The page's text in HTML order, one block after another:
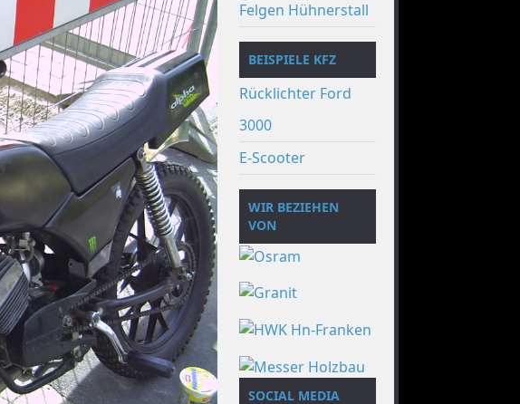
Felgen Hühnerstall
BEISPIELE KFZ
Rücklichter Ford
3000
E-Scooter
WIR BEZIEHEN
VON
SOCIAL MEDIA